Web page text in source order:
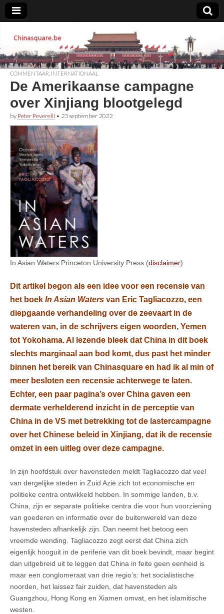
Chinasquare.be
COMMENTAAR INTERNATIONAAL
De Amerikaanse campagne
over Xinjiang blootgelegd
by Peter Peverelli • 23 september 2022
In Asian Waters Princeton University Press (disclaimer)
Dit artikel begon als een idee voor een recensie van
het boek In Asian Waters van Eric Tagliacozzo, een
diepgaande verhandeling over de zeevaart in de
wateren van, in de schrijvers eigen woorden, Yemen
tot Yokohama. Al lezende bleek dat China in dit boek
slechts marginaal aan bod komt, dus past het minder
binnen het bereik van Chinasquare en had ik al min of
meer besloten een recensie achterwege te laten.
Echter, een paar pagina’s over China gaven een
dermate verhelderend inzicht in de perceptie van
China in de VS met betrekking tot de lastercampagne
over het Chinese beleid in Xinjiang, dat ik de recensie
omzet in een uitleg over deze campagne.
In zijn hoofdstuk over havensteden meldt Tagliacozzo dat veel
van dergelijke steden in Zuid Azië zich tot economische en
politieke centra ontwikkeld hebben. In sommige landen, b.v.
China, zijn er separate politieke centra die voor hun voorziening
van goederen en informatie over de buitenwereld van deze
havensteden afhankelijk zijn. Dan neemt het betoog een
vreemde wending. Tagliacozzo zegt eerst dat China zich
eigenlijk hooguit in de periferie van dit boek bevindt, maar begint
dan uitgebreid uit te leggen dat China in feite geen eenheid is
maar een conglomeraat van drie regio’s: het socialistische
noorden, het laissez fair zuiden, dat havensteden als
Guangzhou, Hong Kong en Xiamen omvat, en het islamitische
westen.